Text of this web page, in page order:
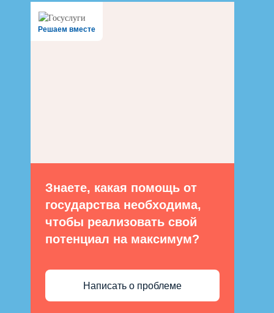
Решаем вместе
Знаете, какая помощь от
государства необходима,
чтобы реализовать свой
потенциал на максимум?
Написать о проблеме